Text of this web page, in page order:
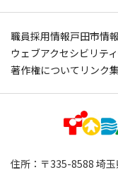
職員採用情報戸田市情
ウェブアクセシビリティ
著作権について リンク集
住所：〒335-8588 埼